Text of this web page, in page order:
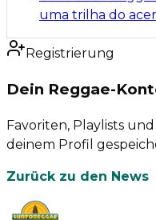
uma trilha do
Registrierung
Dein Reggae-
Favoriten, Playlists
deinem Profil
Zurück zu den News